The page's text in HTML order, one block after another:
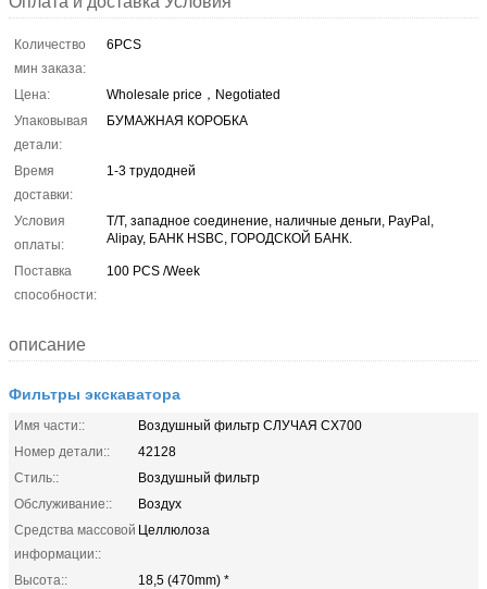
Количество
мин заказа:
6PCS
Цена:
Wholesale price，Negotiated
Упаковывая
детали:
БУМАЖНАЯ КОРОБКА
Время
доставки:
1-3 трудодней
Условия
оплаты:
T/T, западное соединение, наличные деньги, PayPal,
Alipay, БАНК HSBC, ГОРОДСКОЙ БАНК.
Поставка
способности:
100 PCS /Week
описание
Фильтры экскаватора
Имя части::
Воздушный фильтр СЛУЧАЯ CX700
Номер детали::
42128
Стиль::
Воздушный фильтр
Обслуживание::
Воздух
Средства массовой
информации::
Целлюлоза
Высота::
18,5 (470mm) *